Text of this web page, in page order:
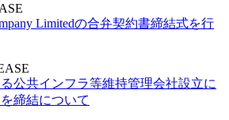
Limitedの合弁契約書締結式を行
公共インフラ等維持管理会社設立に
締結について